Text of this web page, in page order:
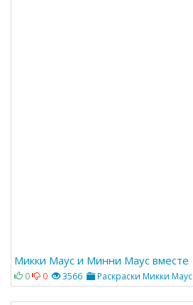
Микки Маус и Минни Маус вместе
0 0 3566 Раскраски Микки Маус